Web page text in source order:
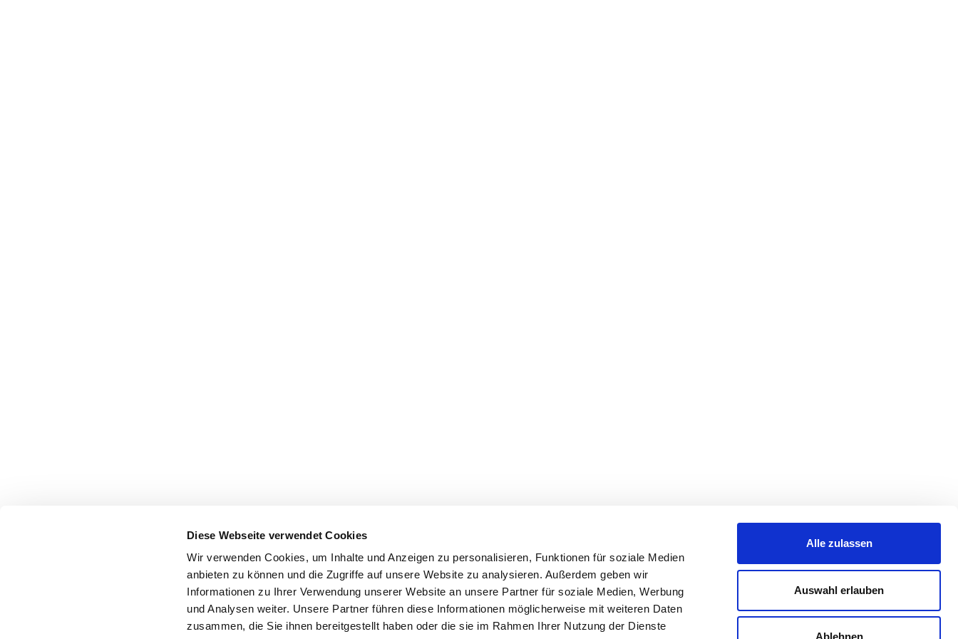
Diese Webseite verwendet Cookies
Wir verwenden Cookies, um Inhalte und Anzeigen zu personalisieren, Funktionen für soziale Medien
anbieten zu können und die Zugriffe auf unsere Website zu analysieren. Außerdem geben wir
Informationen zu Ihrer Verwendung unserer Website an unsere Partner für soziale Medien, Werbung
und Analysen weiter. Unsere Partner führen diese Informationen möglicherweise mit weiteren Daten
zusammen, die Sie ihnen bereitgestellt haben oder die sie im Rahmen Ihrer Nutzung der Dienste
Alle zulassen
Auswahl erlauben
Ablehnen